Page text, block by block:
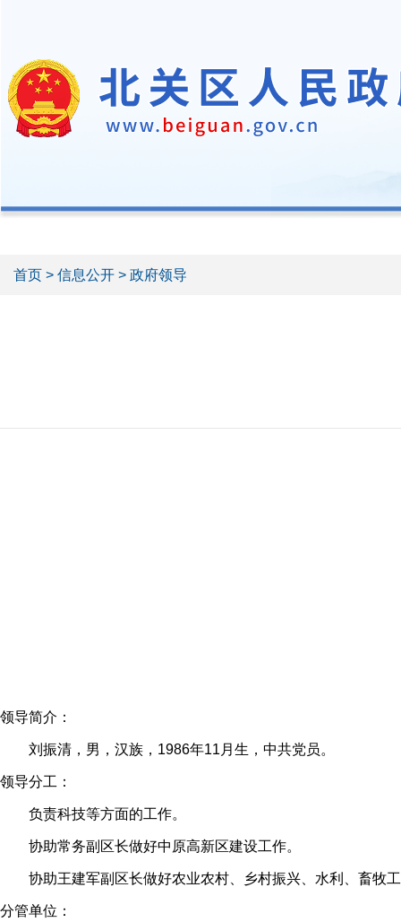
首页 > 信息公开 > 政府领导
领导简介：
刘振清，男，汉族，1986年11月生，中共党员。
领导分工：
负责科技等方面的工作。
协助常务副区长做好中原高新区建设工作。
协助王建军副区长做好农业农村、乡村振兴、水利、畜牧
分管单位：